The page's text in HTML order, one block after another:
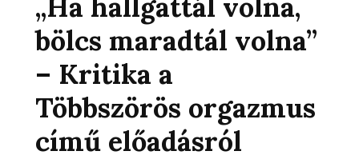
bölcs maradtál volna”
– Kritika a
Többszörös orgazmus
című előadásról